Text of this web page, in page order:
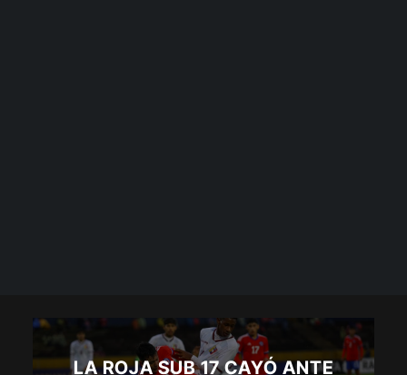
LA ROJA SUB 17 CAYÓ ANTE